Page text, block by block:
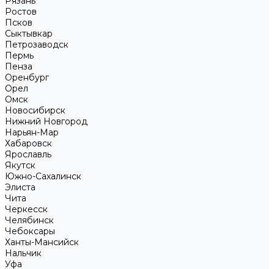
Ростов
Псков
Сыктывкар
Петрозаводск
Пермь
Пенза
Оренбург
Орел
Омск
Новосибирск
Нижний Новгород
Нарьян-Мар
Хабаровск
Ярославль
Якутск
Южно-Сахалинск
Элиста
Чита
Черкесск
Челябинск
Чебоксары
Ханты-Мансийск
Нальчик
Уфа